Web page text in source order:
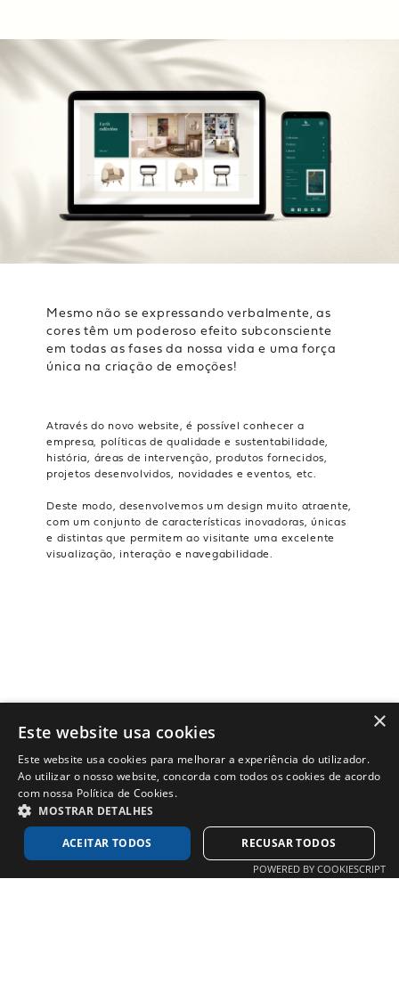
Mesmo não se expressando verbalmente, as
cores têm um poderoso efeito subconsciente
em todas as fases da nossa vida e uma força
única na criação de emoções!
Através do novo website, é possível conhecer a
empresa, políticas de qualidade e sustentabilidade,
história, áreas de intervenção, produtos fornecidos,
projetos desenvolvidos, novidades e eventos, etc.
Deste modo, desenvolvemos um design muito atraente,
com um conjunto de características inovadoras, únicas
e distintas que permitem ao visitante uma excelente
visualização, interação e navegabilidade.
×
Este website usa cookies
Este website usa cookies para melhorar a experiência do utilizador.
Ao utilizar o nosso website, concorda com todos os cookies de acordo
com nossa Política de Cookies.
MOSTRAR DETALHES
ACEITAR TODOS RECUSAR TODOS
POWERED BY COOKIESCRIPT